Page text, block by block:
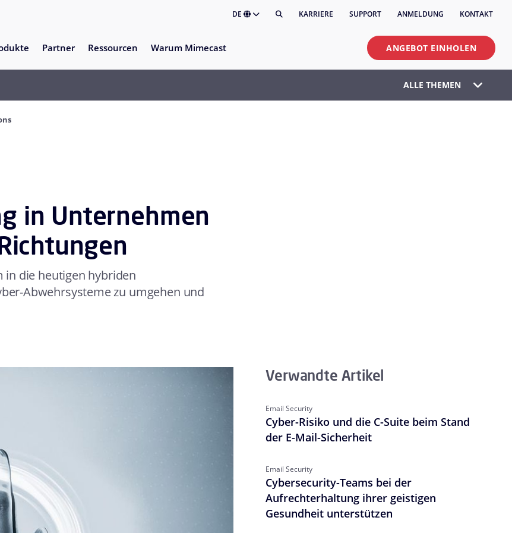
DE KARRIERE SUPPORT ANMELDUNG KONTAKT
Partner Ressourcen Warum Mimecast ANGEBOT EINHOLEN
ALLE THEMEN
in Unternehmen
in die heutigen hybriden
Abwehrsysteme zu umgehen und
Verwandte Artikel
Email Security
Cyber-Risiko und die C-Suite beim Stand
der E-Mail-Sicherheit
Email Security
Cybersecurity-Teams bei der
Aufrechterhaltung ihrer geistigen
Gesundheit unterstützen